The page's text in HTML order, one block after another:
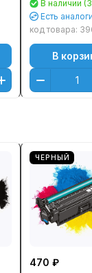
P2035/
M425
(Black)
В наличии
Есть
код товара:
В
ЧЕРНЫЙ
470 ₽